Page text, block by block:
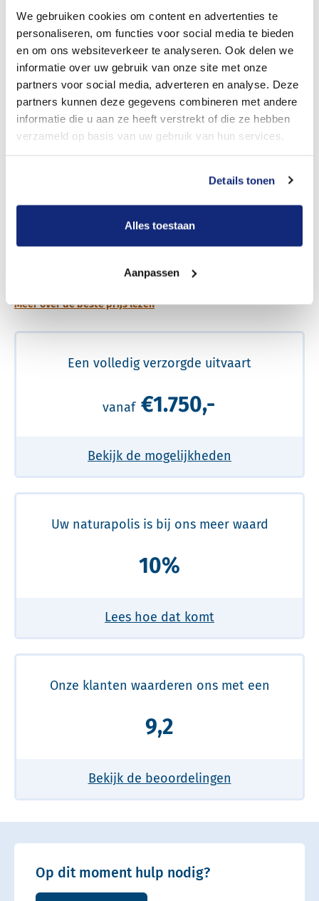
We gebruiken cookies om content en advertenties te
personaliseren, om functies voor social media te bieden
en om ons websiteverkeer te analyseren. Ook delen we
informatie over uw gebruik van onze site met onze
partners voor social media, adverteren en analyse. Deze
partners kunnen deze gegevens combineren met andere
informatie die u aan ze heeft verstrekt of die ze hebben
verzameld op basis van uw gebruik van hun services.
Details tonen
Alles toestaan
Aanpassen
Bekijk tarieven voor crematie
Meer over de beste prijs lezen
Een volledig verzorgde uitvaart
vanaf €1.750,-
Bekijk de mogelijkheden
Uw naturapolis is bij ons meer waard
10%
Lees hoe dat komt
Onze klanten waarderen ons met een
9,2
Bekijk de beoordelingen
Op dit moment hulp nodig?